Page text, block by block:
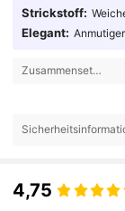
Strickstoff:
Elegant:
Zusammensetzung:
4,75